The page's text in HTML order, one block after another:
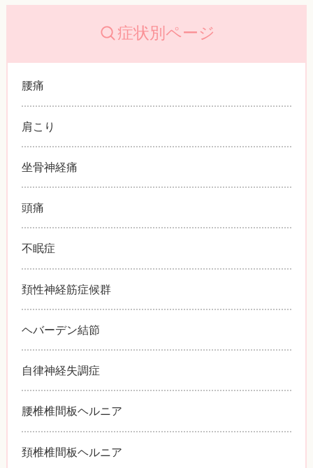
症状別ページ
腰痛
肩こり
坐骨神経痛
頭痛
不眠症
頚性神経筋症候群
ヘバーデン結節
自律神経失調症
腰椎椎間板ヘルニア
頚椎椎間板ヘルニア